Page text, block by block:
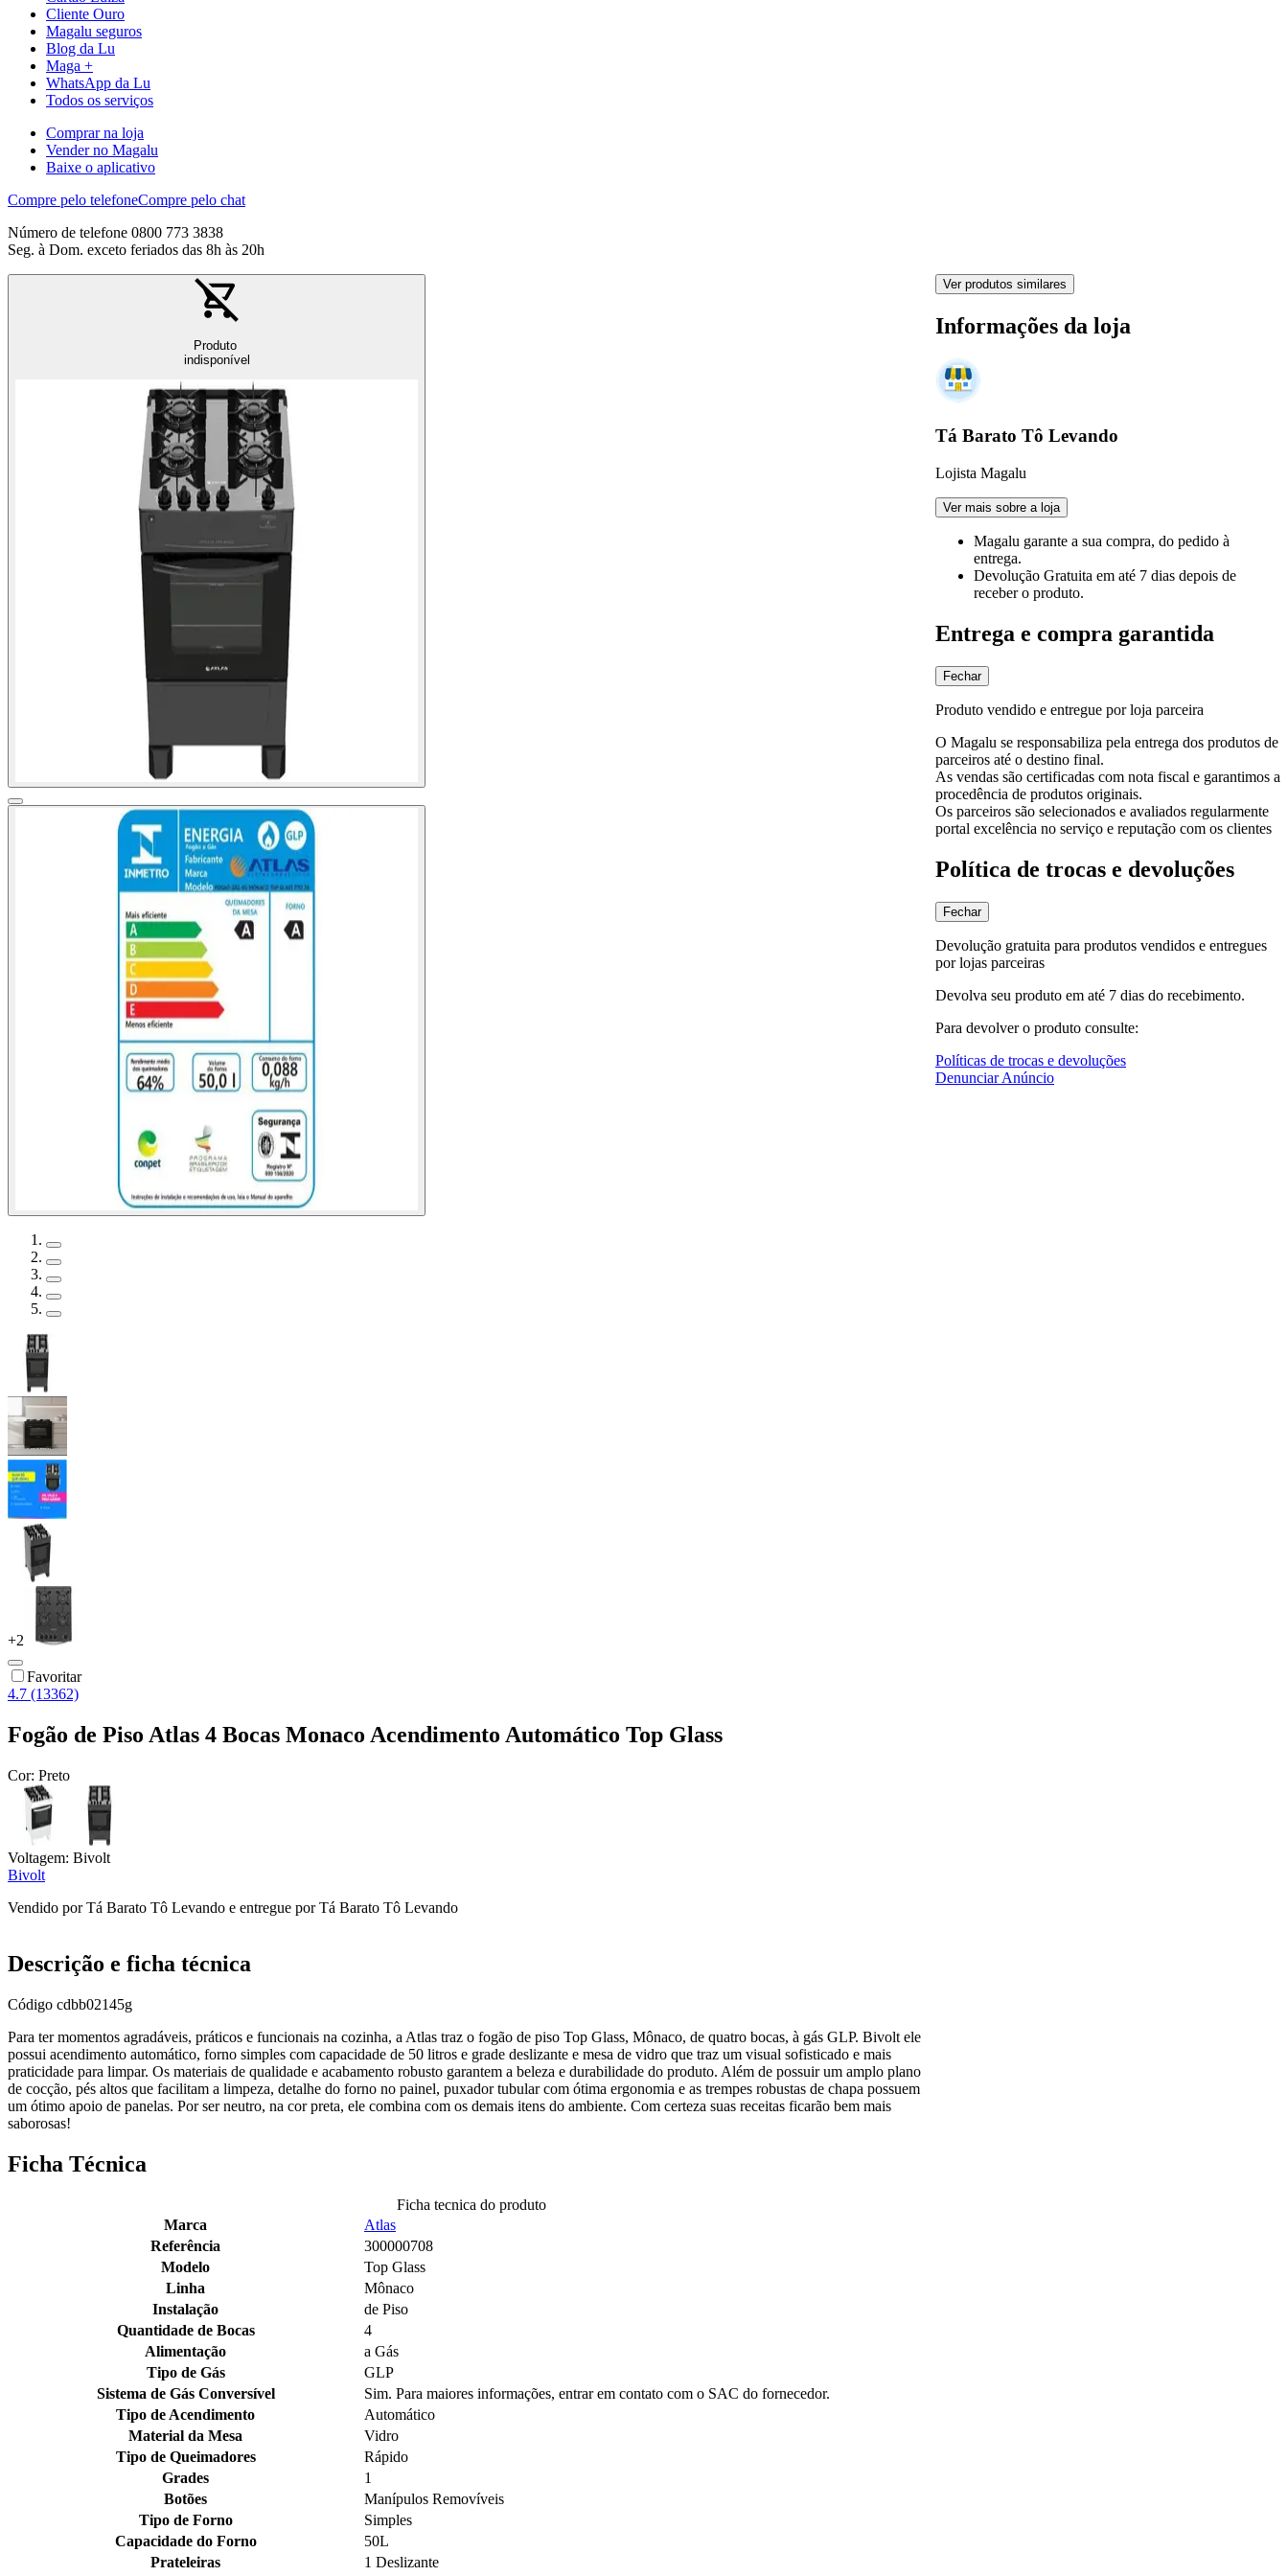
Cliente Ouro
Magalu seguros
Blog da Lu
Maga +
WhatsApp da Lu
Todos os serviços
Comprar na loja
Vender no Magalu
Baixe o aplicativo
Compre pelo telefoneCompre pelo chat
Número de telefone 0800 773 3838
Seg. à Dom. exceto feriados das 8h às 20h
Produto
indisponível
+2
Favoritar
4.7 (13362)
Fogão de Piso Atlas 4 Bocas Monaco Acendimento Automático Top Glass
Cor: Preto
Voltagem: Bivolt
Bivolt
Vendido porTá Barato Tô Levando e entregue por Tá Barato Tô Levando
Ver produtos similares
Informações da loja
Tá Barato Tô Levando
Lojista Magalu
Ver mais sobre a loja
Magalu garante a sua compra, do pedido à
entrega.
Devolução Gratuita em até 7 dias depois de
receber o produto.
Entrega e compra garantida
Fechar
Produto vendido e entregue por loja parceira
O Magalu se responsabiliza pela entrega dos produtos de
parceiros até o destino final.
As vendas são certificadas com nota fiscal e garantimos a
procedência de produtos originais.
Os parceiros são selecionados e avaliados regularmente
portal excelência no serviço e reputação com os clientes
Política de trocas e devoluções
Fechar
Devolução gratuita para produtos vendidos e entregues
por lojas parceiras
Devolva seu produto em até 7 dias do recebimento.
Para devolver o produto consulte:
Políticas de trocas e devoluções
Denunciar Anúncio
Descrição e ficha técnica
Código cdbb02145g
Para ter momentos agradáveis, práticos e funcionais na cozinha, a Atlas traz o fogão de piso Top Glass, Mônaco, de quatro bocas, à gás GLP. Bivolt ele
possui acendimento automático, forno simples com capacidade de 50 litros e grade deslizante e mesa de vidro que traz um visual sofisticado e mais
praticidade para limpar. Os materiais de qualidade e acabamento robusto garantem a beleza e durabilidade do produto. Além de possuir um amplo plano
de cocção, pés altos que facilitam a limpeza, detalhe do forno no painel, puxador tubular com ótima ergonomia e as trempes robustas de chapa possuem
um ótimo apoio de panelas. Por ser neutro, na cor preta, ele combina com os demais itens do ambiente. Com certeza suas receitas ficarão bem mais
saborosas!
Ficha Técnica
Ficha tecnica do produto
Marca
Atlas
Referência
300000708
Modelo
Top Glass
Linha
Mônaco
Instalação
de Piso
Quantidade de Bocas
4
Alimentação
a Gás
Tipo de Gás
GLP
Sistema de Gás Conversível
Sim. Para maiores informações, entrar em contato com o SAC do fornecedor.
Tipo de Acendimento
Automático
Material da Mesa
Vidro
Tipo de Queimadores
Rápido
Grades
1
Botões
Manípulos Removíveis
Tipo de Forno
Simples
Capacidade do Forno
50L
Prateleiras
1 Deslizante